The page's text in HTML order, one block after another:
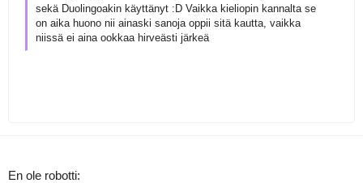
15
18
Georgia
Tahoma
Justify text
Heading 3
sekä Duolingoakin käyttänyt :D Vaikka kieliopin kannalta se
on aika huono nii ainaski sanoja oppii sitä kautta, vaikka
niissä ei aina ookkaa hirveästi järkeä
En ole robotti